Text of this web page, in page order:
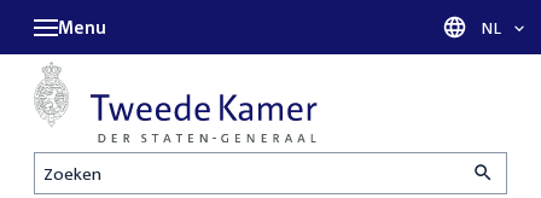
Zoeken
Menu Taal
NL